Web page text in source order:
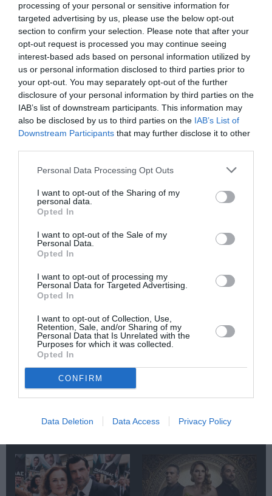
processing of your personal or sensitive information for
targeted advertising by us, please use the below opt-out
section to confirm your selection. Please note that after your
opt-out request is processed you may continue seeing
interest-based ads based on personal information utilized by
us or personal information disclosed to third parties prior to
your opt-out. You may separately opt-out of the further
disclosure of your personal information by third parties on the
IAB’s list of downstream participants. This information may
also be disclosed by us to third parties on the IAB’s List of
Downstream Participants that may further disclose it to other
Personal Data Processing Opt Outs
I want to opt-out of the Sharing of my
personal data.
Opted In
I want to opt-out of the Sale of my
Personal Data.
Opted In
I want to opt-out of processing my
Personal Data for Targeted Advertising.
Opted In
I want to opt-out of Collection, Use,
Retention, Sale, and/or Sharing of my
Personal Data that Is Unrelated with the
Purposes for which it was collected.
Opted In
CONFIRM
Data Deletion Data Access Privacy Policy
Σχετικά Άρθρα
θάλασσα: Βιβλίο
νέα φωνή στην
ιρλανδική
λογοτεχνία
και Έμα Στόουν
για την ντίβα των
Muppets
Επίκτητος –
Άπαντα: Πολυτελής
επίτομη έκδοση του
έργου του πιο
μεγάλου Στωικού
φιλοσόφου
Στους δρόμους του
κόσμου